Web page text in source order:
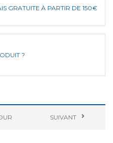
GRATUITE À PARTIR DE 150€
?
SUIVANT